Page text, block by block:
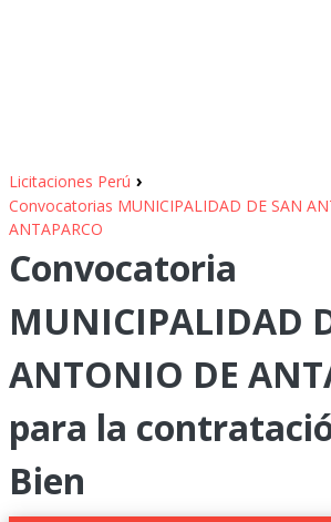
Licitaciones Perú ›
Convocatorias MUNICIPALIDAD DE SAN
ANTAPARCO
Convocatoria
MUNICIPALIDAD
ANTONIO DE
para la
Bien